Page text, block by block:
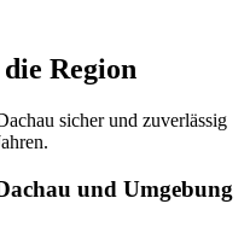
Region
sicher und zuverlässig
und Umgebung